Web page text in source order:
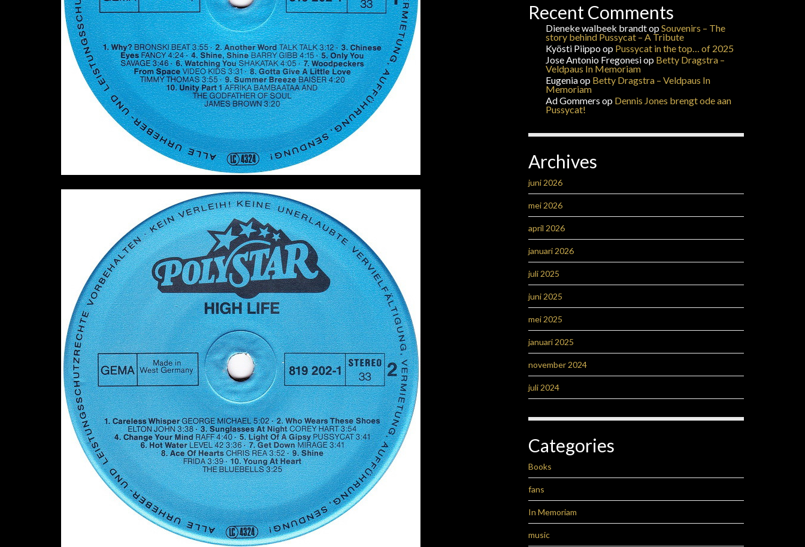
Recent Comments
Dieneke walbeek brandtopSouvenirs – The
story behind Pussycat – A Tribute
Kyösti Piippoop Pussycat in the top… of 2025
Jose Antonio Fregonesiop Betty Dragstra –
Veldpaus In Memoriam
Eugeniaop Betty Dragstra – Veldpaus In
Memoriam
Ad Gommers op Dennis Jones brengt ode aan
Pussycat!
Archives
juni 2026
mei 2026
april 2026
januari 2026
juli 2025
juni 2025
mei 2025
januari 2025
november 2024
juli 2024
Categories
Books
fans
In Memoriam
music